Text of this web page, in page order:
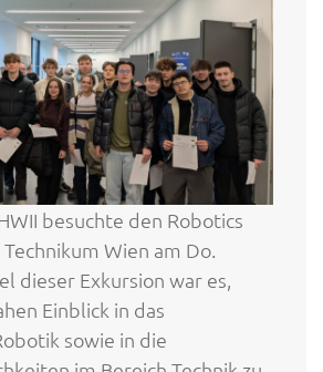
besuchte den Robotics
Wien am Do.
dieser Exkursion war es,
Einblick in das
sowie in die